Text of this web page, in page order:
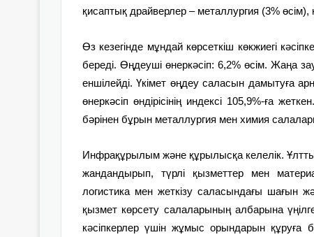
қисаптық драйверлер – металлургия (3%
Өз кезегінде мұндай көрсеткіш көкжиегі
береді. Өңдеуші өнеркәсіп: 6,2% өсім. Жаңа
еншілейді. Үкімет өңдеу саласын дамытуға
өнеркәсіп өндірісінің индексі 105,9%-ға
бәрінен бұрын металлургия мен химия
Инфрақұрылым және құрылысқа келелік.
жандандырып, түрлі қызметтер мен
логистика мен жеткізу саласындағы шағын
қызмет көрсету салаларының албарына
кәсіпкерлер үшін жұмыс орындарын құруға